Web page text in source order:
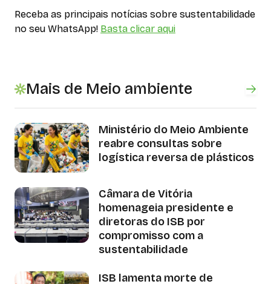
Receba as principais notícias sobre sustentabilidade
no seu WhatsApp! Basta clicar aqui
Mais de Meio ambiente
Ministério do Meio Ambiente
reabre consultas sobre
logística reversa de plásticos
Câmara de Vitória
homenageia presidente e
diretoras do ISB por
compromisso com a
sustentabilidade
ISB lamenta morte de